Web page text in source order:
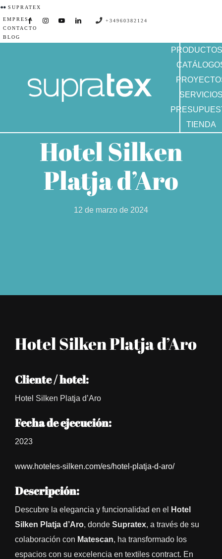
Saltar
al
contenido
SUPRATEX
EMPRESA
CONTACTO
BLOG
+34960382124
PRODUCTOS
TIENDA
Hotel Silken
Platja d’Aro
12 de marzo de 2024
Hotel Silken Platja d’Aro
Cliente / hotel:
Hotel Silken Platja d’Aro
Fecha de ejecución:
2023
www.hoteles-silken.com/es/hotel-platja-d-aro/
Descripción:
Descubre la elegancia y funcionalidad en el
Hotel
Silken Platja d’Aro, donde Supratex, a través de su
colaboración con Matescan, ha transformado los
espacios con su excelencia en textiles contract. En